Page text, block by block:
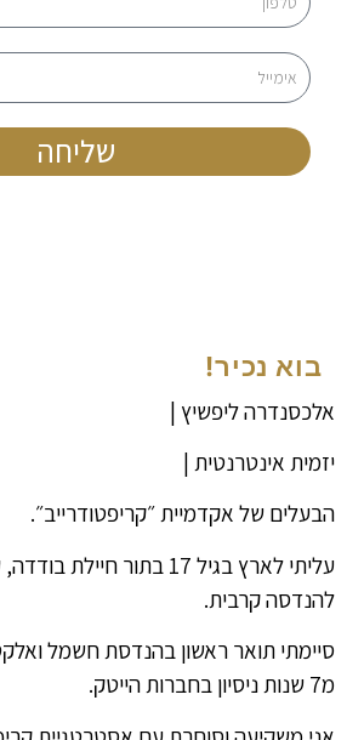
שליחה
בוא נכיר!
אלכסנדרה ליפשיץ |
יזמית אינטרנטית |
הבעלים של אקדמיית ״קריפטודרייב״.
עליתי לארץ בגיל 17 בתור
להנדסה קרבית.
סיימתי תואר ראשון בהנדסת חשמל
מ7 שנות ניסיון בחברות הייטק.